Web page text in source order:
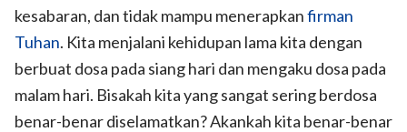
kesabaran, dan tidak mampu menerapkanfirman
Tuhan. Kita menjalani kehidupan lama kita dengan
berbuat dosa pada siang hari dan mengaku dosa pada
malam hari. Bisakah kita yang sangat sering berdosa
benar-benar diselamatkan? Akankah kita benar-benar